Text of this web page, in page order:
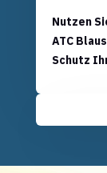
Nutzen
ATC
Schutz